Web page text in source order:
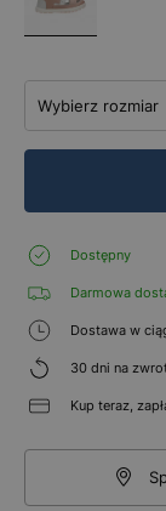
Wybierz rozmiar
Dostępny
Darmowa
Dostawa w
30 dni na
Kup teraz,